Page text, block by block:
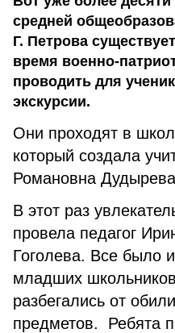
средней
Г. Петрова
время военно-
проводить для
экскурсии.
Они проходят в
который создала
Романовна
В этот раз
провела педагог
Гоголева. Все было
младших
разбегались от
предметов. Ребята